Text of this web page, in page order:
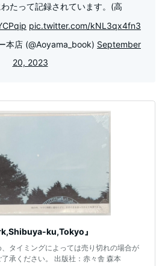
たって記録されています。(高
pic.twitter.com/kNL3qx4fn3
本店 (@Aoyama_book) September
20, 2023
ku,Tokyo』
タイミングによっては売り切れの場合が
承ください。 出版社：赤々舎 森本